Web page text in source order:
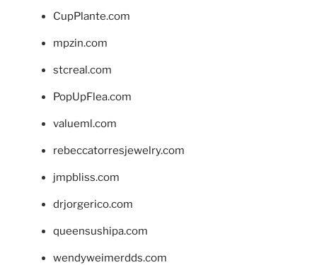
CupPlante.com
mpzin.com
stcreal.com
PopUpFlea.com
valueml.com
rebeccatorresjewelry.com
jmpbliss.com
drjorgerico.com
queensushipa.com
wendyweimerdds.com